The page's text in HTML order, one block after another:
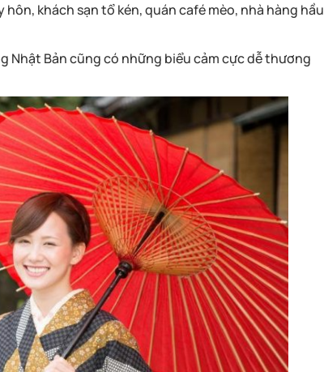
khách sạn tổ kén, quán café mèo, nhà hàng hầu
Nhật Bản cũng có những biểu cảm cực dễ thương